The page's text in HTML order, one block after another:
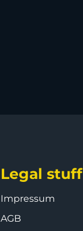
Legal stuff
Impressum
AGB